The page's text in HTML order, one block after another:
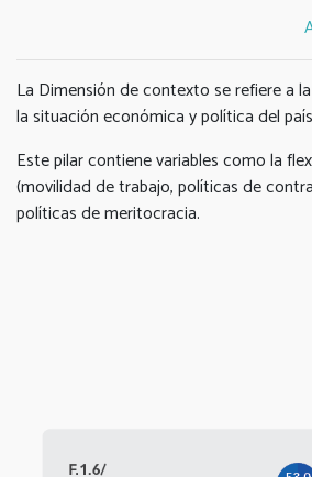
La Dimensión de contexto se refiere a
la situación económica y política del
Este pilar contiene variables como la
(movilidad de trabajo, políticas de
políticas de meritocracia.